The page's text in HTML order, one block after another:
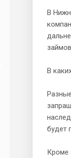
В
В
будет
Кроме